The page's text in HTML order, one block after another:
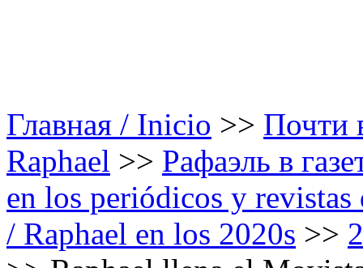
Главная / Inicio >> Почти
Raphael >> Рафаэль в
en los periódicos y
/ Raphael en los 2020s >>